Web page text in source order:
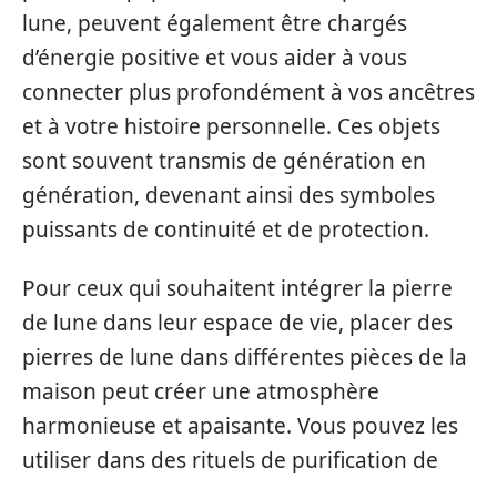
lune, peuvent également être chargés
d’énergie positive et vous aider à vous
connecter plus profondément à vos ancêtres
et à votre histoire personnelle. Ces objets
sont souvent transmis de génération en
génération, devenant ainsi des symboles
puissants de continuité et de protection.
Pour ceux qui souhaitent intégrer la pierre
de lune dans leur espace de vie, placer des
pierres de lune dans différentes pièces de la
maison peut créer une atmosphère
harmonieuse et apaisante. Vous pouvez les
utiliser dans des rituels de purification de